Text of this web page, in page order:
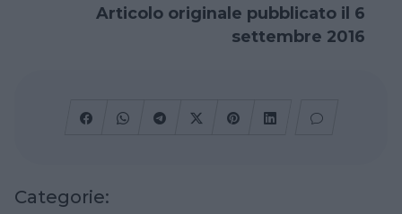
Articolo originale pubblicato il 6
settembre 2016
Categorie: